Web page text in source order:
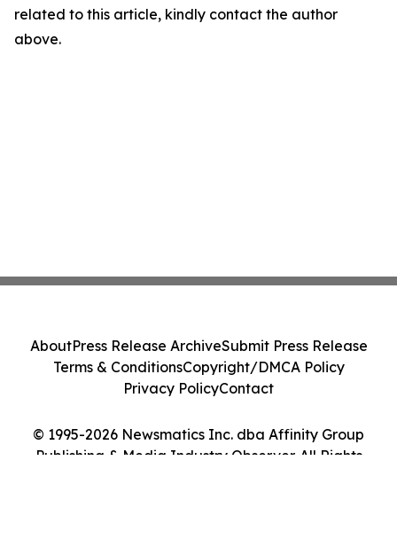
related to this article, kindly contact the author
above.
© 1995-2026 Newsmatics Inc. dba Affinity Group
Publishing & Media Industry Observer. All Rights
AboutPress Release ArchiveSubmit Press Release
Terms & ConditionsCopyright/DMCA Policy
Privacy PolicyContact